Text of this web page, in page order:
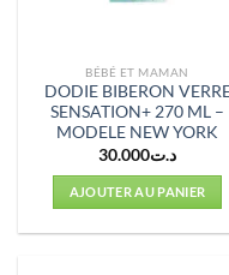
BÉBÉ ET MAMAN
DODIE BIBERON
SENSATION+ 270 ML –
MODELE NEW YORK
د.ت30.000
AJOUTER AU PANIER